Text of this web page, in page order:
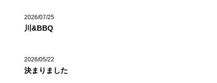
2026/07/25
川&BBQ
2026/05/22
決まりました